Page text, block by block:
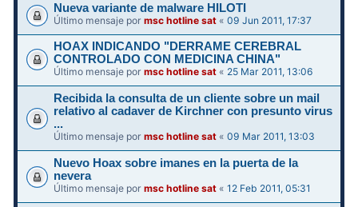
Nueva variante de malware HILOTI
Último mensaje pormsc hotline sat «09 Jun 2011, 17:37
HOAX INDICANDO "DERRAME CEREBRAL
CONTROLADO CON MEDICINA CHINA"
Último mensaje pormsc hotline sat « 25 Mar 2011, 13:06
Recibida la consulta de un cliente sobre un mail
relativo al cadaver de Kirchner con presunto virus
...
Último mensaje pormsc hotline sat «09 Mar 2011, 13:03
Nuevo Hoax sobre imanes en la puerta de la
nevera
Último mensaje pormsc hotline sat «12 Feb 2011, 05:31